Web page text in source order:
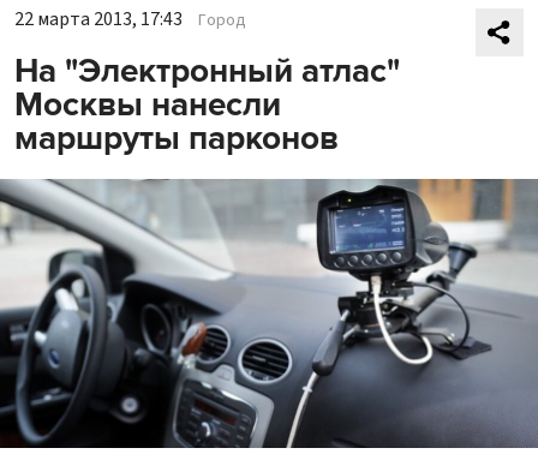
22 марта 2013, 17:43 Город
На "Электронный атлас"
Москвы нанесли
маршруты парконов